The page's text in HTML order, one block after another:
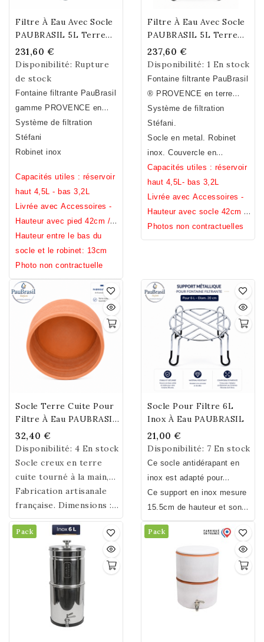
Filtre À Eau Avec Socle
PAUBRASIL 5L Terre
Cuite Brute - Émaillée
231,60 €
Disponibilité: Rupture
de stock
Fontaine filtrante PauBrasil
gamme PROVENCE en
terre cuite : extérieur brut -
intérieur émaillé.
Fabrication Française
Système de filtration
Stéfani
Robinet inox
Capacités utiles : réservoir
haut 4,5L - bas 3,2L
Livrée avec Accessoires -
Hauteur avec pied 42cm /
Hauteur sans pied 31cm /
Diamètre 23cm / Poids
7,2kg
Hauteur entre le bas du
socle et le robinet: 13cm
Photo non contractuelle
Filtre À Eau Avec Socle
PAUBRASIL 5L Terre
Cuite Émaillée Lilas
237,60 €
Disponibilité: 1 En stock
Fontaine filtrante PauBrasil
® PROVENCE en terre
cuite émaillée Lilas. Fait
main.Fabrication Française
Système de filtration
Stéfani.
Socle en metal. Robinet
inox. Couvercle en
céramique.
Capacités utiles : réservoir
haut 4,5L- bas 3,2L
Livrée avec Accessoires -
Hauteur avec socle 42cm /
Hauteur sans socle 31cm /
Diamètre 23cm / Poids
Photos non contractuelles
Socle Terre Cuite Pour
Filtre À Eau PAUBRASIL
Ceramique
32,40 €
Disponibilité: 4 En stock
Socle creux en terre
cuite tourné à la main,
idéal pour surélever les
fontaines en céramique
PauBrasil. Sa cavité peut
accueillir jusqu'à 1 kg de
quartz, minéraux ou
aimants selon vos
pratiques.
Fabrication artisanale
française. Dimensions :
Ø 19,5 cm × H 8,5 cm.
Poids : 1 kg.
Socle Pour Filtre 6L
Inox À Eau PAUBRASIL
21,00 €
Disponibilité: 7 En stock
Ce socle antidérapant en
inox est adapté pour
recevoir les fontaines
filtrantes à eau en inox de
6L PAUBRASIL. Il peut
également servir de support
pour d'autres marques de
Ce support en inox mesure
15.5cm de hauteur et son
diamètre est de 20cm pour
un poids de 450g.
Pack Pack